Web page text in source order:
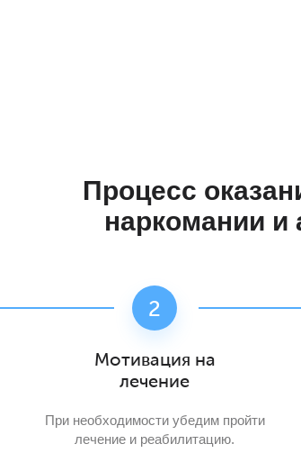
Процесс
наркомании и
Мотивация на
лечение
При необходимости убедим пройти
лечение и реабилитацию.